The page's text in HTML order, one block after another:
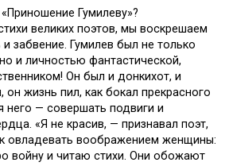
Гумилеву»?
великих поэтов, мы воскрешаем
забвение. Гумилев был не только
и личностью фантастической,
Он был и донкихот, и
жизнь пил, как бокал прекрасного
него — совершать подвиги и
«Я не красив, — признавал поэт,
овладевать воображением женщины:
войну и читаю стихи. Они обожают